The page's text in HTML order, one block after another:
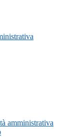
amministrativa